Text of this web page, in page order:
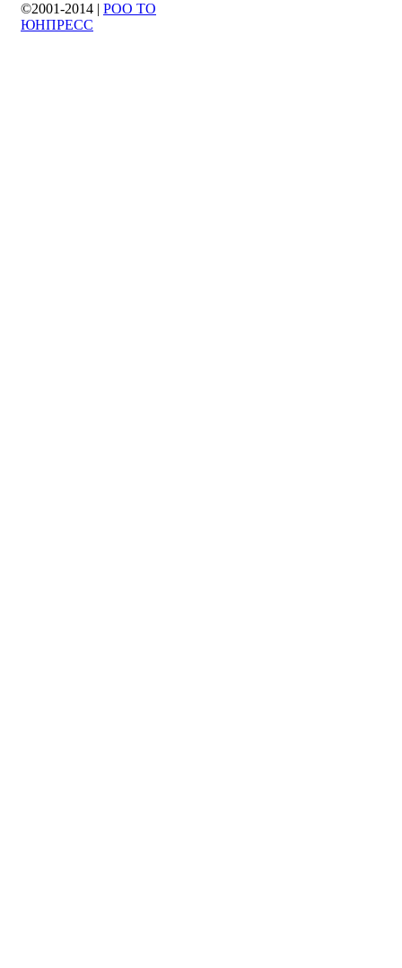
©2001-2014 | РОО ТО
ЮНПРЕСС